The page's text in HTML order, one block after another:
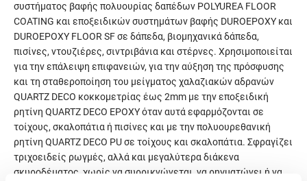
συστήματος βαφής πολυουρίας δαπέδων POLYUREA FLOOR
COATING και εποξειδικών συστημάτων βαφής DUROEPOXY και
DUROEPOXY FLOOR SF σε δάπεδα, βιομηχανικά δάπεδα,
πισίνες, ντουζιέρες, σιντριβάνια και στέρνες. Χρησιμοποιείται
για την επάλειψη επιφανειών, για την αύξηση της πρόσφυσης
και τη σταθεροποίηση του μείγματος χαλαζιακών αδρανών
QUARTZ DECO κοκκομετρίας έως 2mm με την εποξειδική
ρητίνη QUARTZ DECO EPOXY όταν αυτά εφαρμόζονται σε
τοίχους, σκαλοπάτια ή πισίνες και με την πολυουρεθανική
ρητίνη QUARTZ DECO PU σε τοίχους και σκαλοπάτια. Σφραγίζει
τριχοειδείς ρωγμές, αλλά και μεγαλύτερα διάκενα
σκυροδέματος, χωρίς να συρρικνώνεται, να ρηγματώνει ή να